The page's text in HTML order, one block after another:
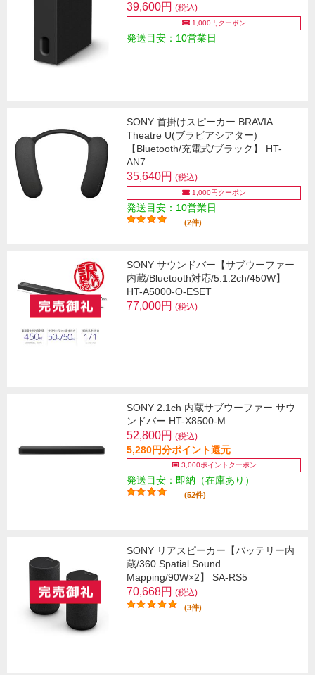
39,600円 (税込)
1,000円クーポン
発送目安：10営業日
SONY 首掛けスピーカー BRAVIA
Theatre U(ブラビアシアター)
【Bluetooth/充電式/ブラック】 HT-
AN7
35,640円 (税込)
1,000円クーポン
発送目安：10営業日
(2件)
SONY サウンドバー【サブウーファー
内蔵/Bluetooth対応/5.1.2ch/450W】
HT-A5000-O-ESET
77,000円 (税込)
SONY 2.1ch 内蔵サブウーファー サウ
ンドバー HT-X8500-M
52,800円 (税込)
5,280円分ポイント還元
3,000ポイントクーポン
発送目安：即納（在庫あり）
(52件)
SONY リアスピーカー【バッテリー内
蔵/360 Spatial Sound
Mapping/90W×2】 SA-RS5
70,668円 (税込)
(3件)